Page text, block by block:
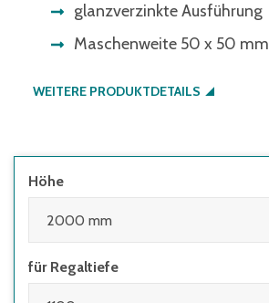
glanzverzinkte Ausführung
Maschenweite 50 x 50 mm
WEITERE PRODUKTDETAILS
Höhe
für Regaltiefe